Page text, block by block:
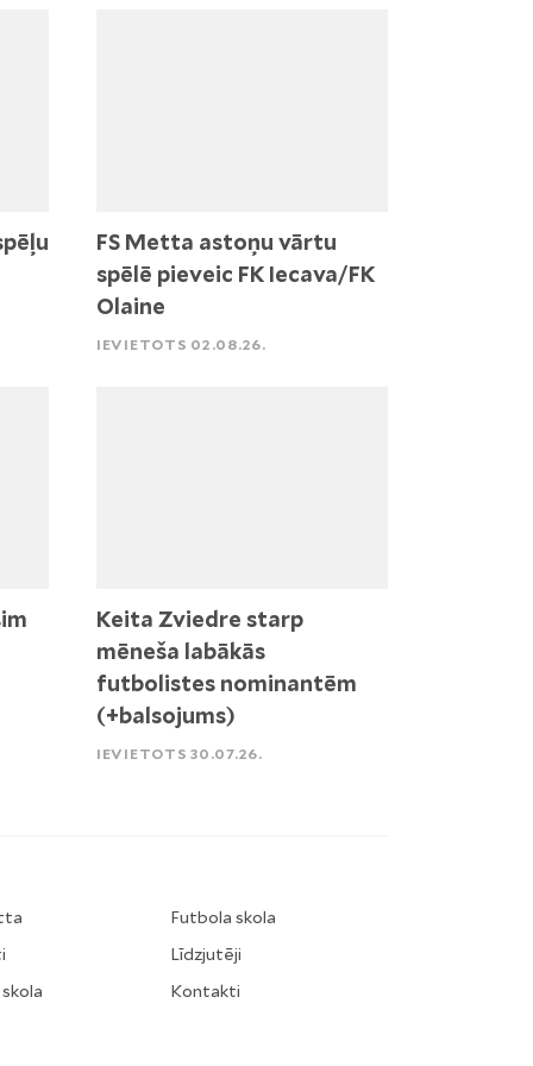
FS Metta astoņu vārtu
spēlē pieveic FK Iecava/FK
Olaine
IEVIETOTS 02.08.26.
Keita Zviedre starp
mēneša labākās
futbolistes nominantēm
(+balsojums)
IEVIETOTS 30.07.26.
Futbola skola
Līdzjutēji
Kontakti